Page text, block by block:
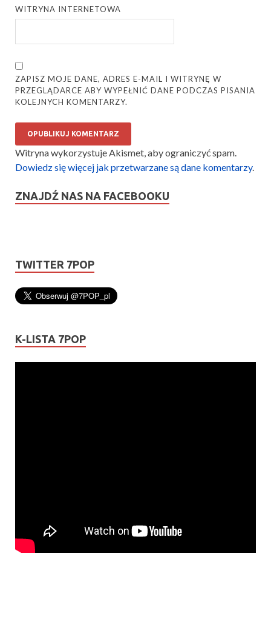
WITRYNA INTERNETOWA
ZAPISZ MOJE DANE, ADRES E-MAIL I WITRYNĘ W
PRZEGLĄDARCE ABY WYPEŁNIĆ DANE PODCZAS PISANIA
KOLEJNYCH KOMENTARZY.
Witryna wykorzystuje Akismet, aby ograniczyć spam.
Dowiedz się więcej jak przetwarzane są dane komentarzy.
ZNAJDŹ NAS NA FACEBOOKU
TWITTER 7POP
K-LISTA 7POP